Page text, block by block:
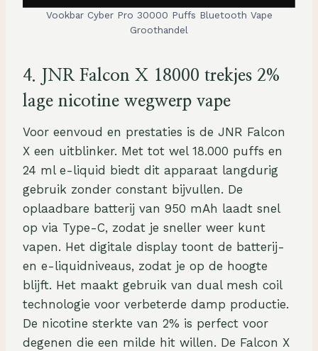
Vookbar Cyber ​​Pro 30000 Puffs Bluetooth Vape
Groothandel
4.
JNR Falcon X 18000 trekjes 2%
lage nicotine wegwerp vape
Voor eenvoud en prestaties is de JNR Falcon
X een uitblinker. Met tot wel 18.000 puffs en
24 ml e-liquid biedt dit apparaat langdurig
gebruik zonder constant bijvullen. De
oplaadbare batterij van 950 mAh laadt snel
op via Type-C, zodat je sneller weer kunt
vapen. Het digitale display toont de batterij-
en e-liquidniveaus, zodat je op de hoogte
blijft. Het maakt gebruik van dual mesh coil
technologie voor verbeterde damp productie.
De nicotine sterkte van 2% is perfect voor
degenen die een milde hit willen. De Falcon X